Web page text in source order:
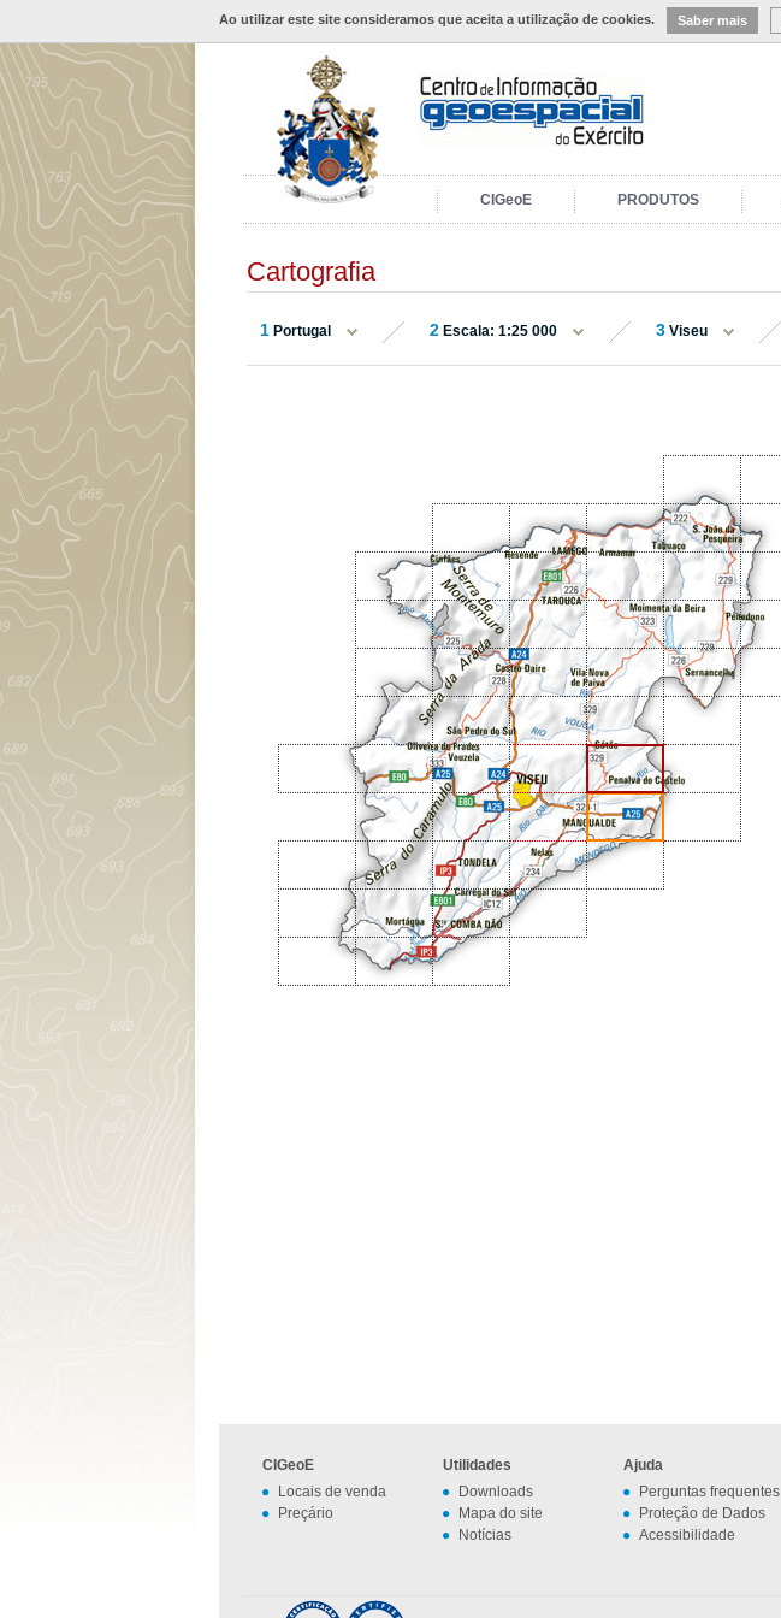
Ao utilizar este site consideramos que aceita a utilização de cookies. Saber mais
CIGeoE PRODUTOS
Cartografia
1 Portugal 2 Escala: 1:25 000 3 Viseu
CIGeoE
Locais de venda
Preçário
Utilidades
Downloads
Mapa do site
Notícias
Ajuda
Perguntas frequentes
Proteção de Dados
Acessibilidade